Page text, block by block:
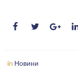
in Новини